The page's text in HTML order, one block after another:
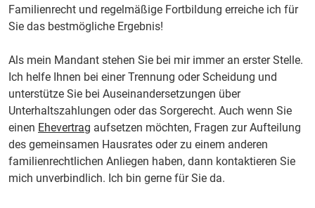
Familienrecht und regelmäßige Fortbildung erreiche ich für
Sie das bestmögliche Ergebnis!
Als mein Mandant stehen Sie bei mir immer an erster Stelle.
Ich helfe Ihnen bei einer Trennung oder Scheidung und
unterstütze Sie bei Auseinandersetzungen über
Unterhaltszahlungen oder das Sorgerecht. Auch wenn Sie
einen Ehevertrag aufsetzen möchten, Fragen zur Aufteilung
des gemeinsamen Hausrates oder zu einem anderen
familienrechtlichen Anliegen haben, dann kontaktieren Sie
mich unverbindlich. Ich bin gerne für Sie da.